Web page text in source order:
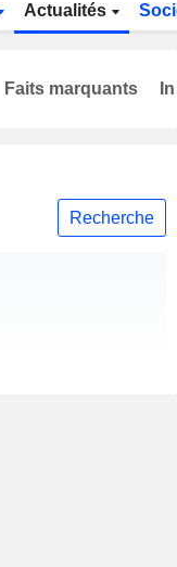
Actualités
Recherche
Faits marquants